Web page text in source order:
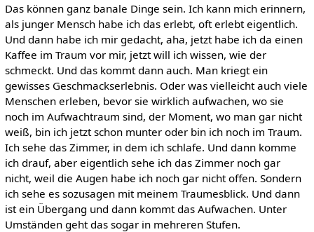
Das können ganz banale Dinge sein. Ich kann mich erinnern,
als junger Mensch habe ich das erlebt, oft erlebt eigentlich.
Und dann habe ich mir gedacht, aha, jetzt habe ich da einen
Kaffee im Traum vor mir, jetzt will ich wissen, wie der
schmeckt. Und das kommt dann auch. Man kriegt ein
gewisses Geschmackserlebnis. Oder was vielleicht auch viele
Menschen erleben, bevor sie wirklich aufwachen, wo sie
noch im Aufwachtraum sind, der Moment, wo man gar nicht
weiß, bin ich jetzt schon munter oder bin ich noch im Traum.
Ich sehe das Zimmer, in dem ich schlafe. Und dann komme
ich drauf, aber eigentlich sehe ich das Zimmer noch gar
nicht, weil die Augen habe ich noch gar nicht offen. Sondern
ich sehe es sozusagen mit meinem Traumesblick. Und dann
ist ein Übergang und dann kommt das Aufwachen. Unter
Umständen geht das sogar in mehreren Stufen.